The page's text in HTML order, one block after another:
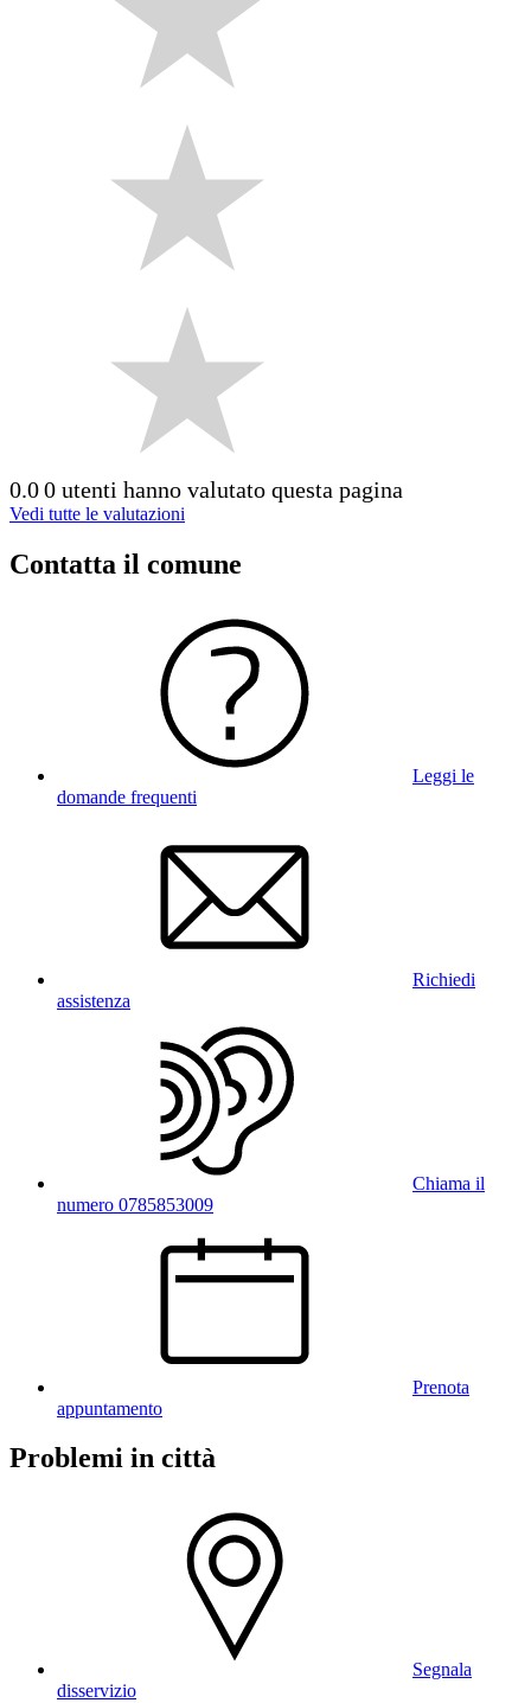
0.00 utenti hanno valutato questa pagina
Vedi tutte le valutazioni
Contatta il comune
Leggi le
domande frequenti
Richiedi
assistenza
Chiama il
numero 0785853009
Prenota
appuntamento
Problemi in città
Segnala
disservizio